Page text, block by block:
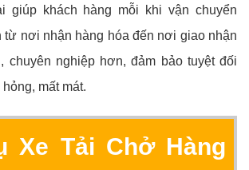
giúp khách hàng mỗi khi vận chuyển
từ nơi nhận hàng hóa đến nơi giao nhận
chuyên nghiệp hơn, đảm bảo tuyệt đối
mất mát.
Xe Tải Chở Hàng